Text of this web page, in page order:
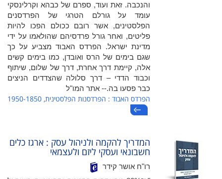
והנכבה. זאת ועוד, ספרם של כבהא וקרלינסקי
עומד על גורלם הטרגי של הפרדסנים
הפלסטינים, אשר רובם ככולם הפכו להיות
פליטים, ואחר גורל פרדסיהם שהולאמו על ידי
מדינת ישראל. הפרדס האבוד מצביע על כך
שגם בימים של הרס ואובדן, כמו בימים קשים
אלה, קיימת דרך אחרת, דרך של שלום, שיתוף
וכבוד הדדי – דרך סלולה שהצדדים הניצים
כבר פסעו בה.-- אתר המו"ל
הפרדס האבוד : הפרדסנות הפלסטינית, 1950-1850
המדריך להקמה ולניהול עסק : ארגז כלים
חשבונאי ועסקי ליזם ולעצמאי
רו"ח אושר קידר